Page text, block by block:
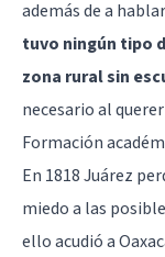
además de a
tuvo ningún tipo
zona rural sin
necesario al
Formación
En 1818 Juárez
miedo a las
ello acudió a